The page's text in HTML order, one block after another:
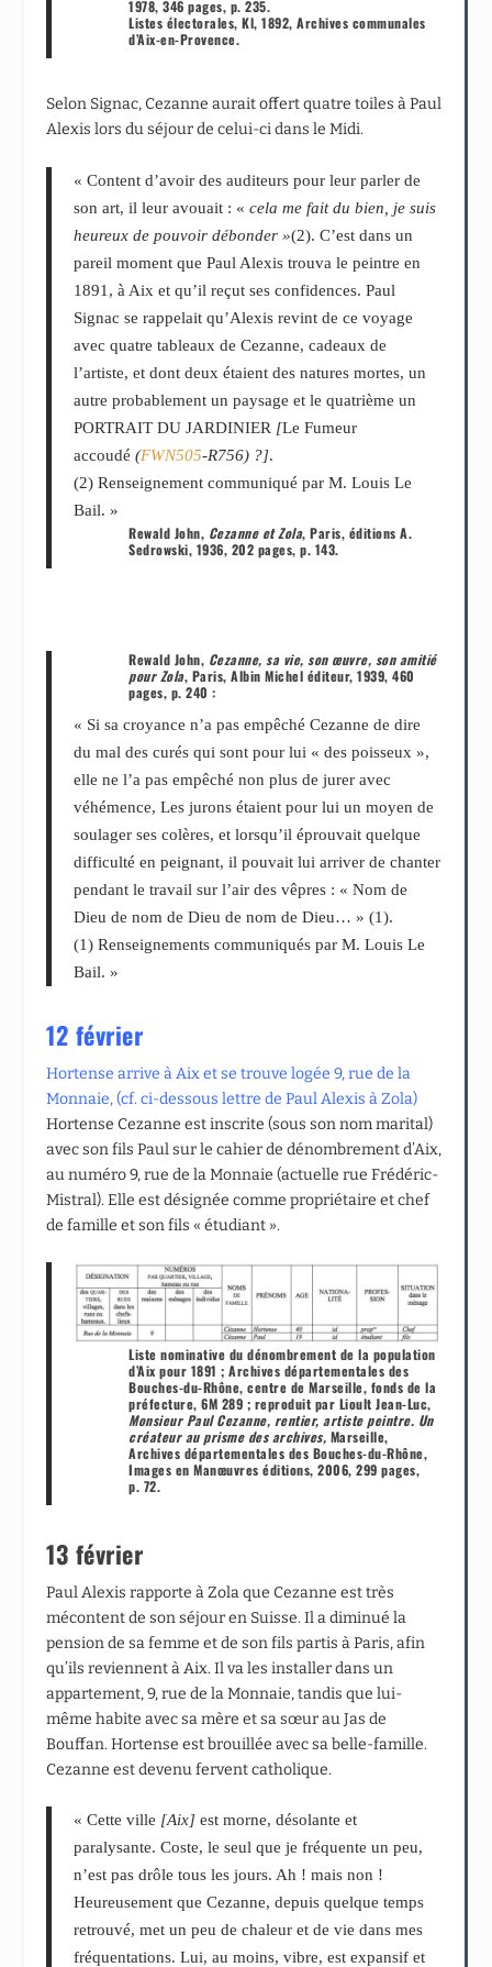
1978, 346 pages, p. 235.
Listes électorales, Kl, 1892, Archives communales
d’Aix-en-Provence.
Selon Signac, Cezanne aurait offert quatre toiles à Paul
Alexis lors du séjour de celui-ci dans le Midi.
« Content d’avoir des auditeurs pour leur parler de
son art, il leur avouait : «cela me fait du bien, je suis
heureux de pouvoir débonder »(2). C’est dans un
pareil moment que Paul Alexis trouva le peintre en
1891, à Aix et qu’il reçut ses confidences. Paul
Signac se rappelait qu’Alexis revint de ce voyage
avec quatre tableaux de Cezanne, cadeaux de
l’artiste, et dont deux étaient des natures mortes, un
autre probablement un paysage et le quatrième un
PORTRAIT DU JARDINIER [Le Fumeur
accoudé(FWN505-R756) ?].
(2) Renseignement communiqué par M. Louis Le
Bail. »
Rewald John, Cezanne et Zola, Paris, éditions A.
Sedrowski, 1936, 202 pages, p. 143.
Rewald John, Cezanne, sa vie, son œuvre, son amitié
pour Zola, Paris, Albin Michel éditeur, 1939, 460
pages, p. 240 :
« Si sa croyance n’a pas empêché Cezanne de dire
du mal des curés qui sont pour lui « des poisseux »,
elle ne l’a pas empêché non plus de jurer avec
véhémence, Les jurons étaient pour lui un moyen de
soulager ses colères, et lorsqu’il éprouvait quelque
difficulté en peignant, il pouvait lui arriver de chanter
pendant le travail sur l’air des vêpres : « Nom de
Dieu de nom de Dieu de nom de Dieu… »(1).
(1) Renseignements communiqués par M. Louis Le
Bail. »
12 février
Hortense arrive à Aix et se trouve logée 9, rue de la
Monnaie, (cf. ci-dessous lettre de Paul Alexis à Zola)
Hortense Cezanne est inscrite (sous son nom marital)
avec son fils Paul sur le cahier de dénombrement d’Aix,
au numéro 9, rue de la Monnaie (actuelle rue Frédéric-
Mistral). Elle est désignée comme propriétaire et chef
de famille et son fils « étudiant ».
Liste nominative du dénombrement de la population
d’Aix pour 1891 ; Archives départementales des
Bouches-du-Rhône, centre de Marseille, fonds de la
préfecture, 6M 289 ; reproduit par Lioult Jean-Luc,
Monsieur Paul Cezanne, rentier, artiste peintre. Un
créateur au prisme des archives, Marseille,
Archives départementales des Bouches-du-Rhône,
Images en Manœuvres éditions, 2006, 299 pages,
p. 72.
13 février
Paul Alexis rapporte à Zola que Cezanne est très
mécontent de son séjour en Suisse. Il a diminué la
pension de sa femme et de son fils partis à Paris, afin
qu’ils reviennent à Aix. Il va les installer dans un
appartement, 9, rue de la Monnaie, tandis que lui-
même habite avec sa mère et sa sœur au Jas de
Bouffan. Hortense est brouillée avec sa belle-famille.
Cezanne est devenu fervent catholique.
« Cette ville [Aix] est morne, désolante et
paralysante. Coste, le seul que je fréquente un peu,
n’est pas drôle tous les jours. Ah ! mais non !
Heureusement que Cezanne, depuis quelque temps
retrouvé, met un peu de chaleur et de vie dans mes
fréquentations. Lui, au moins, vibre, est expansif et